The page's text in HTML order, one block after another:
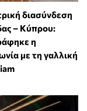
διασύνδεση
– Κύπρου:
η
με τη γαλλική